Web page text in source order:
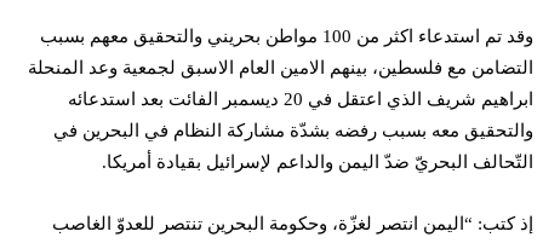
وقد تم استدعاء اكثر من 100 مواطن بحريني والتحقيق معهم بسبب
التضامن مع فلسطين، بينهم الامين العام الاسبق لجمعية وعد المنحلة
ابراهيم شريف الذي اعتقل في 20 ديسمبر الفائت بعد استدعائه
والتحقيق معه بسبب رفضه بشدّة مشاركة النظام في البحرين في
التّحالف البحريّ ضدّ اليمن والداعم لإسرائيل بقيادة أمريكا.
إذ كتب: “اليمن انتصر لغزّة، وحكومة البحرين تنتصر للعدوّ الغاصب